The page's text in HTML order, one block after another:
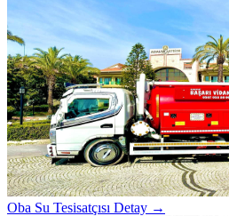
Oba Su Tesisatçısı Detay →